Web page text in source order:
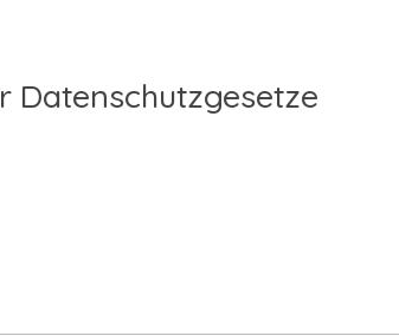
Datenschutzgesetze